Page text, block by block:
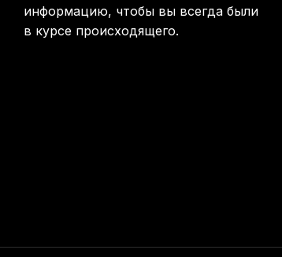
информацию, чтобы вы всегда были
в курсе происходящего.